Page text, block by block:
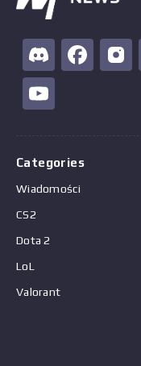
Categories
Wiadomości
CS2
Dota 2
LoL
Valorant